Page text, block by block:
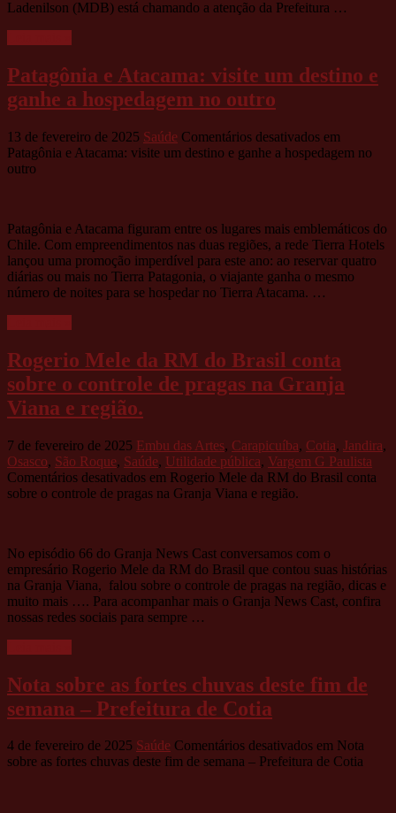
Ladenilson (MDB) está chamando a atenção da Prefeitura …
Patagônia e Atacama: visite um destino e
ganhe a hospedagem no outro
13 de fevereiro de 2025 Saúde Comentários desativados em
Patagônia e Atacama: visite um destino e ganhe a hospedagem no
outro
Patagônia e Atacama figuram entre os lugares mais emblemáticos do
Chile. Com empreendimentos nas duas regiões, a rede Tierra Hotels
lançou uma promoção imperdível para este ano: ao reservar quatro
diárias ou mais no Tierra Patagonia, o viajante ganha o mesmo
número de noites para se hospedar no Tierra Atacama. …
Rogerio Mele da RM do Brasil conta
sobre o controle de pragas na Granja
Viana e região.
7 de fevereiro de 2025 Embu das Artes, Carapicuíba, Cotia, Jandira,
Osasco, São Roque, Saúde, Utilidade pública, Vargem G Paulista
Comentários desativados em Rogerio Mele da RM do Brasil conta
sobre o controle de pragas na Granja Viana e região.
No episódio 66 do Granja News Cast conversamos com o
empresário Rogerio Mele da RM do Brasil que contou suas histórias
na Granja Viana, falou sobre o controle de pragas na região, dicas e
muito mais …. Para acompanhar mais o Granja News Cast, confira
nossas redes sociais para sempre …
Nota sobre as fortes chuvas deste fim de
semana – Prefeitura de Cotia
4 de fevereiro de 2025 Saúde Comentários desativados em Nota
sobre as fortes chuvas deste fim de semana – Prefeitura de Cotia